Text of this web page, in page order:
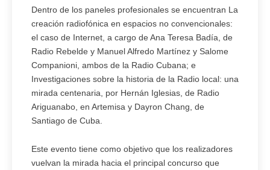
Dentro de los paneles profesionales se encuentran La
creación radiofónica en espacios no convencionales:
el caso de Internet, a cargo de Ana Teresa Badía, de
Radio Rebelde y Manuel Alfredo Martínez y Salome
Companioni, ambos de la Radio Cubana; e
Investigaciones sobre la historia de la Radio local: una
mirada centenaria, por Hernán Iglesias, de Radio
Ariguanabo, en Artemisa y Dayron Chang, de
Santiago de Cuba.
Este evento tiene como objetivo que los realizadores
vuelvan la mirada hacia el principal concurso que